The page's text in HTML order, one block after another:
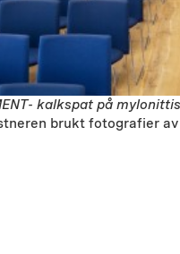
kalkspat på
brukt fotografier